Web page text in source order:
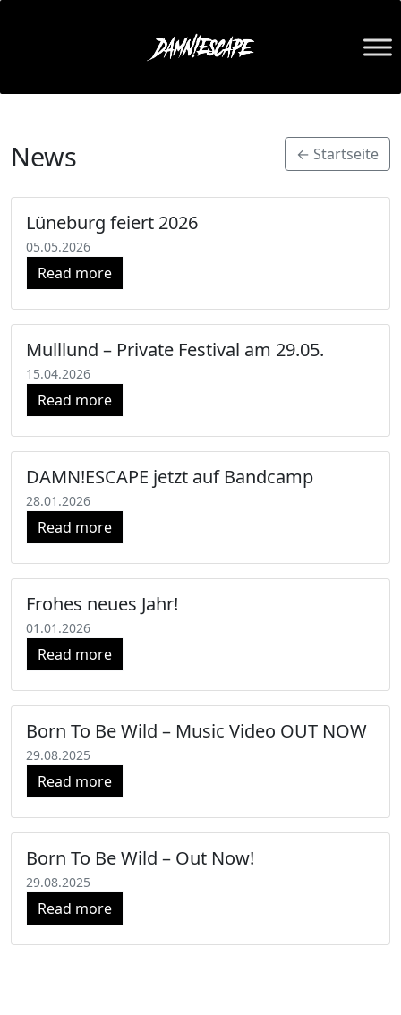
News ← Startseite
Lüneburg feiert 2026
05.05.2026
Read more
Mulllund – Private Festival am 29.05.
15.04.2026
Read more
DAMN!ESCAPE jetzt auf Bandcamp
28.01.2026
Read more
Frohes neues Jahr!
01.01.2026
Read more
Born To Be Wild – Music Video OUT NOW
29.08.2025
Read more
Born To Be Wild – Out Now!
29.08.2025
Read more